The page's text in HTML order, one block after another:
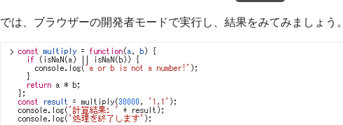
では、ブラウザーの開発者モードで実行し、結果をみてみましょう。